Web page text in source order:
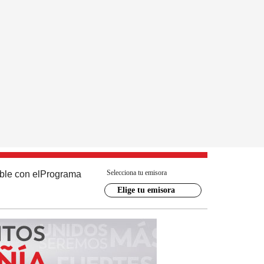
con el Programa Selecciona tu emisora
Elige tu emisora